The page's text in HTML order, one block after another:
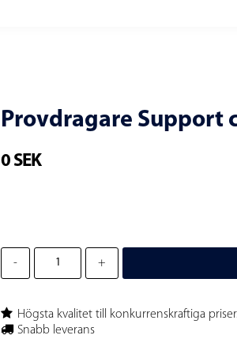
Provdragare Support
0 SEK
- +
Högsta kvalitet till konkurrenskraftiga priser.
Snabb leverans